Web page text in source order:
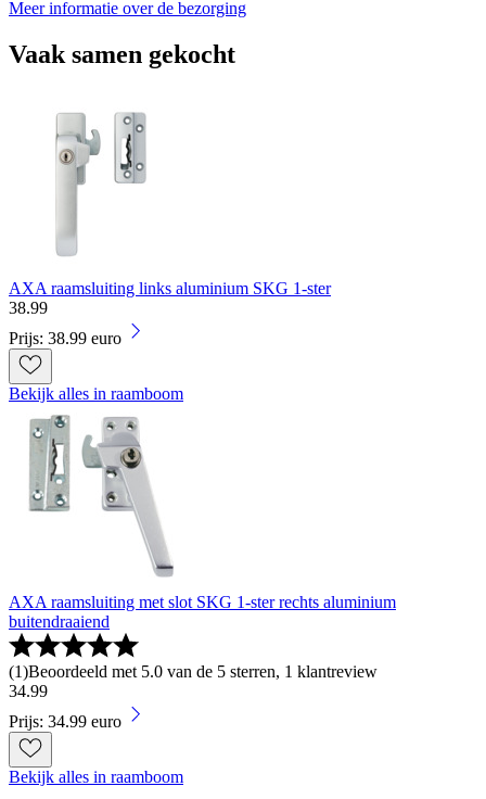
Meer informatie over de bezorging
Vaak samen gekocht
AXA raamsluiting links aluminium SKG 1-ster
38.99
Prijs: 38.99 euro
Bekijk alles in raamboom
AXA raamsluiting met slot SKG 1-ster rechts aluminium
buitendraaiend
(1)Beoordeeld met 5.0 van de 5 sterren, 1 klantreview
34.99
Prijs: 34.99 euro
Bekijk alles in raamboom